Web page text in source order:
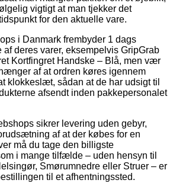
vigtigt at man tjekker det
for den aktuelle vare.
i Danmark frembyder 1 dags
deres varer, eksempelvis GripGrab
Kortfingret Handske – Blå, men vær
af at ordren køres igennem
klokkeslæt, sådan at de har udsigt til
afsendt inden pakkepersonalet
sikrer levering uden gebyr,
af at der købes for en
må du tage den billigste
i mange tilfælde – uden hensyn til
Smørumnedre eller Struer – er
til et afhentningssted.